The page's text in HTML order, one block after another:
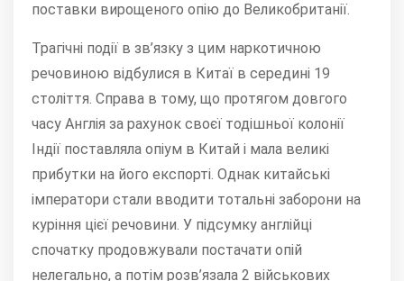
поставки вирощеного опію до Великобританії.
Трагічні події в зв’язку з цим наркотичною
речовиною відбулися в Китаї в середині 19
століття. Справа в тому, що протягом довгого
часу Англія за рахунок своєї тодішньої колонії
Індії поставляла опіум в Китай і мала великі
прибутки на його експорті. Однак китайські
імператори стали вводити тотальні заборони на
куріння цієї речовини. У підсумку англійці
спочатку продовжували постачати опій
нелегально, а потім розв’язала 2 військових